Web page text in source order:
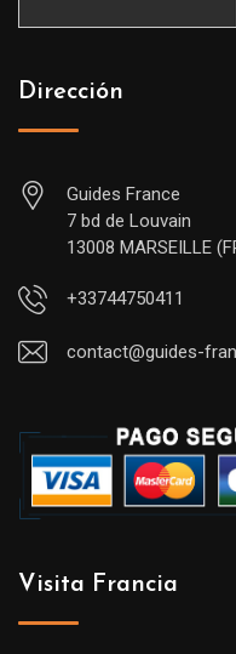
Dirección
Guides France
7 bd de Louvain
13008 MARSEILLE
+33744750411
contact@guides-
Visita Francia